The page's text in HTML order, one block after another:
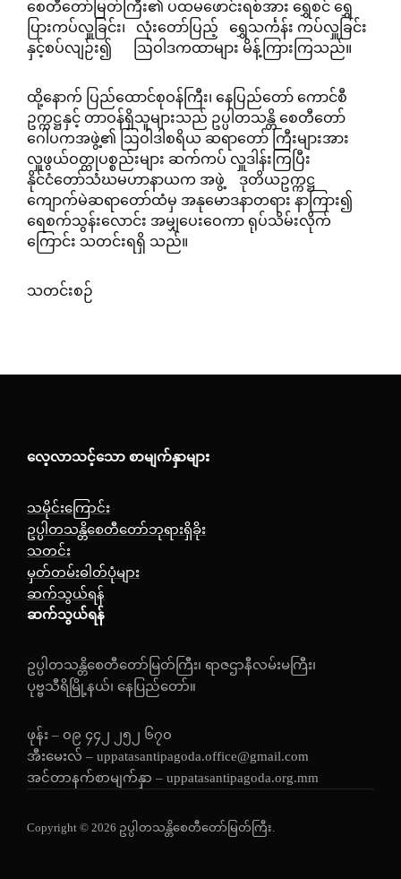
စေတီတော်မြတ်ကြီး၏ ပထမဖောင်းရစ်အား ရွှေစင် ရွှေ
ပြားကပ်လှူခြင်း၊ လုံးတော်ပြည့် ရွှေသင်္ကန်း ကပ်လှူခြင်း
နှင့်စပ်လျဉ်း၍ ဩဝါဒကထာများ မိန့်ကြားကြသည်။
ထို့နောက် ပြည်ထောင်စုဝန်ကြီး၊ နေပြည်တော် ကောင်စီ
ဥက္ကဋ္ဌနှင့် တာဝန်ရှိသူများသည် ဥပ္ပါတသန္တိ စေတီတော်
ဂေါပကအဖွဲ့၏ ဩဝါဒါစရိယ ဆရာတော် ကြီးများအား
လှူဖွယ်ဝတ္ထုပစ္စည်းများ ဆက်ကပ် လှူဒါန်းကြပြီး
နိုင်ငံတော်သံဃမဟာနာယက အဖွဲ့ ဒုတိယဥက္ကဋ္ဌ
ကျောက်မဲဆရာတော်ထံမှ အနုမောဒနာတရား နာကြား၍
ရေစက်သွန်းလောင်း အမျှပေးဝေကာ ရုပ်သိမ်းလိုက်
ကြောင်း သတင်းရရှိ သည်။
သတင်းစဉ်
လေ့လာသင့်သော စာမျက်နှာများ
သမိုင်းကြောင်း
ဥပ္ပါတသန္တိစေတီတော်ဘုရားရှိခိုး
သတင်း
မှတ်တမ်းဓါတ်ပုံများ
ဆက်သွယ်ရန်
ဆက်သွယ်ရန်
ဥပ္ပါတသန္တိစေတီတော်မြတ်ကြီး၊ ရာဇဌာနီလမ်းမကြီး၊
ပုဗ္ဗသီရိမြို့နယ်၊ နေပြည်တော်။
ဖုန်း – ၀၉ ၄၄၂ ၂၅၂ ၆၇၀
အီးမေးလ် – uppatasantipagoda.office@gmail.com
အင်တာနက်စာမျက်နှာ – uppatasantipagoda.org.mm
Copyright © 2026 ဥပ္ပါတသန္တိစေတီတော်မြတ်ကြီး.